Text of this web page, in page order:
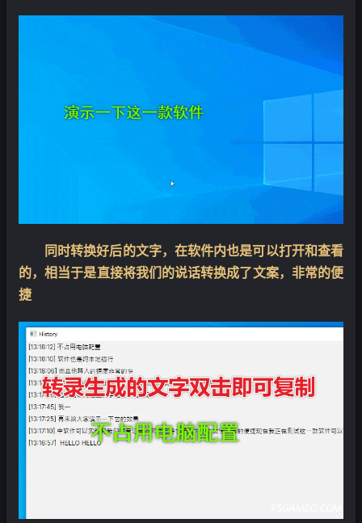
同时转换好后的文字，在软件内也是可以打开和查看
的，相当于是直接将我们的说话转换成了文案，非常的便
捷